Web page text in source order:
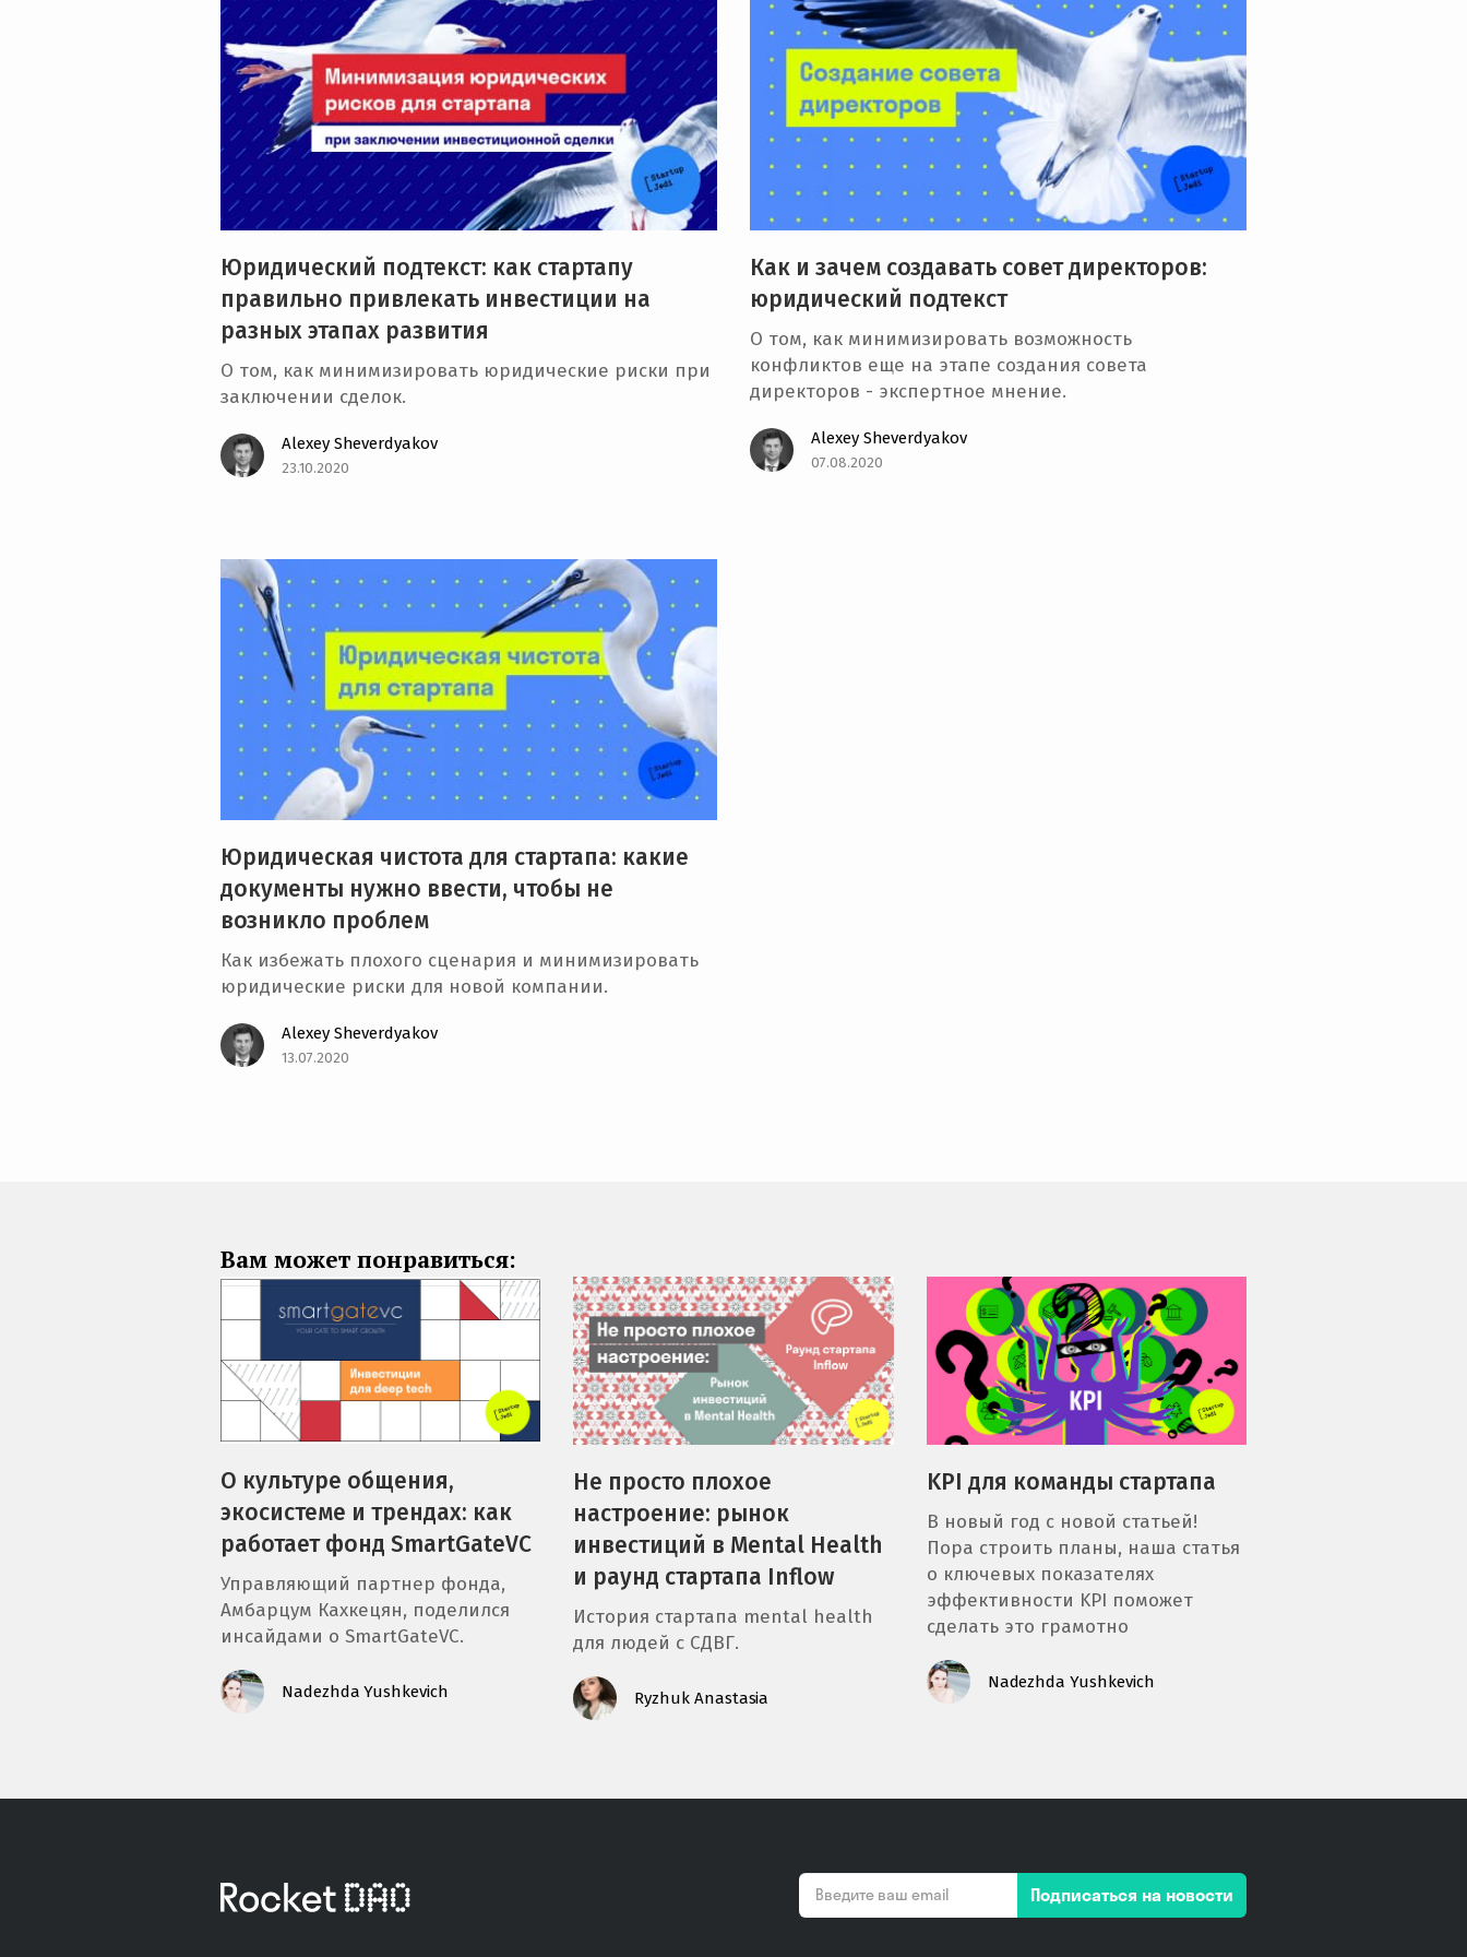
Юридический подтекст: как стартапу
правильно привлекать инвестиции на
разных этапах развития
О том, как минимизировать юридические риски при
заключении сделок.
Alexey Sheverdyakov
23.10.2020
Как и зачем создавать совет директоров:
юридический подтекст
О том, как минимизировать возможность
конфликтов еще на этапе создания совета
директоров - экспертное мнение.
Alexey Sheverdyakov
07.08.2020
Юридическая чистота для стартапа: какие
документы нужно ввести, чтобы не
возникло проблем
Как избежать плохого сценария и минимизировать
юридические риски для новой компании.
Alexey Sheverdyakov
13.07.2020
Вам может понравиться:
О культуре общения,
экосистеме и трендах: как
работает фонд SmartGateVC
Управляющий партнер фонда,
Амбарцум Кахкецян, поделился
инсайдами о SmartGateVC.
Nadezhda Yushkevich
Не просто плохое
настроение: рынок
инвестиций в Mental Health
и раунд стартапа Inflow
История стартапа mental health
для людей с СДВГ.
Ryzhuk Anastasia
KPI для команды стартапа
В новый год с новой статьей!
Пора строить планы, наша статья
о ключевых показателях
эффективности KPI поможет
сделать это грамотно
Nadezhda Yushkevich
Подписаться на новости